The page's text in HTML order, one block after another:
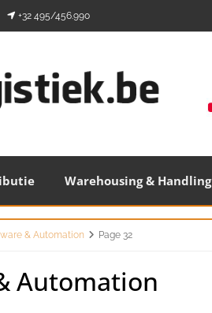
+32 495/456.990
Warehousing & Handling
& Automation Page 32
Automation